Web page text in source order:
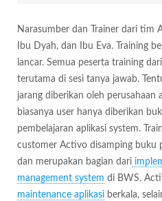
Narasumber dan Trainer dari tim
Ibu Dyah, dan Ibu Eva. Training
lancar. Semua peserta training
terutama di sesi tanya jawab.
jarang diberikan oleh perusahaan
biasanya user hanya diberikan
pembelajaran aplikasi system.
customer Activo disamping buku
dan merupakan bagian dari
management system di BWS.
maintenance aplikasiberkala,